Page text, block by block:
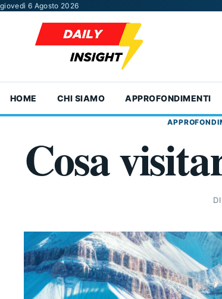
Vai al contenuto
giovedì 6 Agosto 2026
HOME CHI SIAMO APPROFONDIMENTI
Cosa